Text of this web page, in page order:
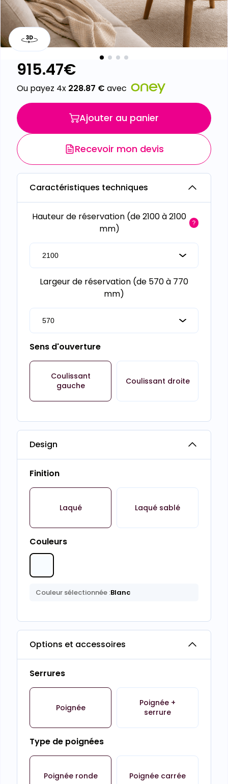
Kit porte coulissante TL07 - avec
bandeau
Laissez un avis
915.47€
Ou payez 4x 228.87 € avec
Ajouter au panier
Recevoir mon devis
Caractéristiques techniques
Hauteur de réservation (de 2100 à 2100
mm)
Largeur de réservation (de 570 à 770
mm)
Sens d'ouverture
Coulissant
gauche
Coulissant droite
Design
Finition
Laqué Laqué sablé
Couleurs
Couleur sélectionnée :Blanc
Options et accessoires
Serrures
Poignée
Poignée +
serrure
Type de poignées
Poignée ronde Poignée carrée